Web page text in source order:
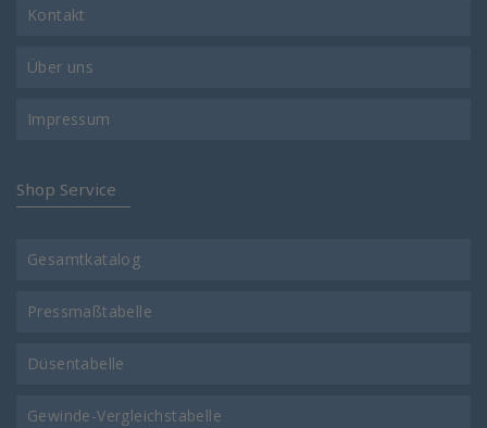
Kontakt
Über uns
Impressum
Shop Service
Gesamtkatalog
Pressmaßtabelle
Düsentabelle
Gewinde-Vergleichstabelle